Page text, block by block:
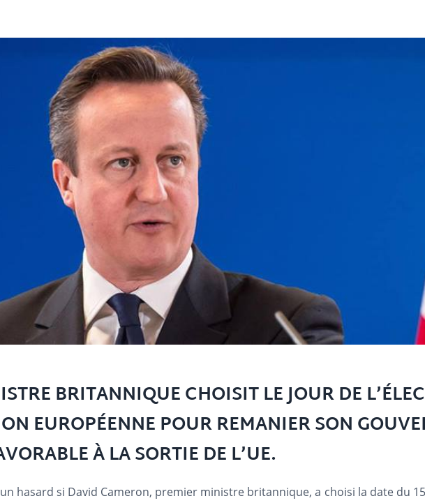
BRITANNIQUE CHOISIT LE JOUR DE
EUROPÉENNE POUR REMANIER SON
À LA SORTIE DE L’UE.
hasard si David Cameron, premier ministre britannique, a choisi la date du